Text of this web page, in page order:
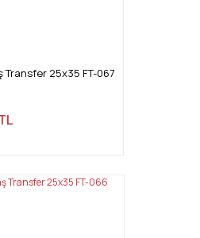
Transfer 25x35 FT-067